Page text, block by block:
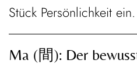
Stück Persönlichkeit ein.
Ma (間): Der